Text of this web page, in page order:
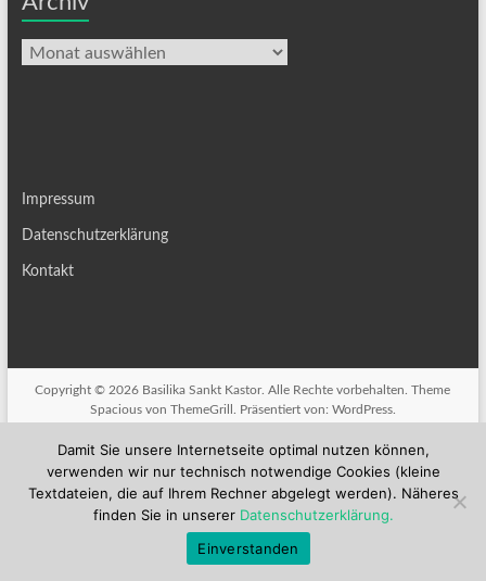
Archiv
Impressum
Datenschutzerklärung
Kontakt
Copyright © 2026 Basilika Sankt Kastor. Alle Rechte vorbehalten. Theme
Spaciousvon ThemeGrill. Präsentiert von: WordPress.
Damit Sie unsere Internetseite optimal nutzen können,
verwenden wir nur technisch notwendige Cookies (kleine
Textdateien, die auf Ihrem Rechner abgelegt werden). Näheres
finden Sie in unserer Datenschutzerklärung.
Einverstanden